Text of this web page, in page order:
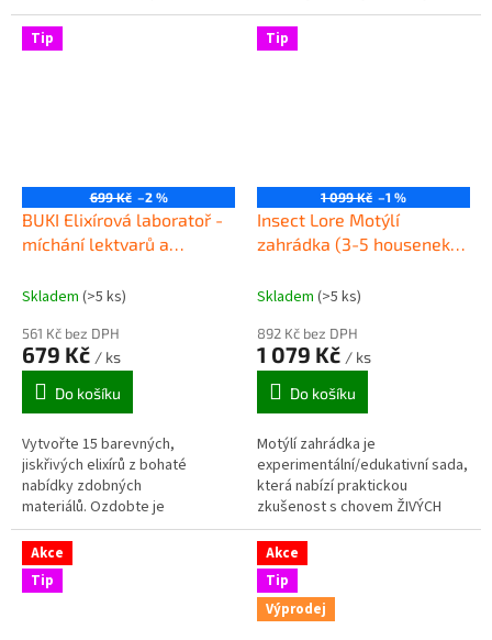
příslušenstvím. skluzavka s
měkkým dojezdem nafukovací...
Rozměry: 178 x102 x104 cm
Nafukovací hračky a potřeby
Intex...
Tip
699 Kč –2 %
BUKI Elixírová laboratoř -
míchání lektvarů a
Skladem (>5 ks)
561 Kč bez DPH
679 Kč / ks
Do košíku
Vytvořte 15 barevných,
jiskřivých elixírů z bohaté
nabídky zdobných
materiálů. Ozdobte je
perleťovými pigmenty,
konfetami, stuhami a přívěsky.
Tip
1 099 Kč –1 %
Insect Lore Motýlí
zahrádka (3-5 housenek) -
Skladem (>5 ks)
892 Kč bez DPH
1 079 Kč / ks
Do košíku
Motýlí zahrádka je
experimentální/edukativní sada,
která nabízí praktickou
zkušenost s chovem ŽIVÝCH
motýlků od housenek až po
vylíhnutí a vypuštění zpět do
přírody.
Akce
Tip
Akce
Tip
Výprodej